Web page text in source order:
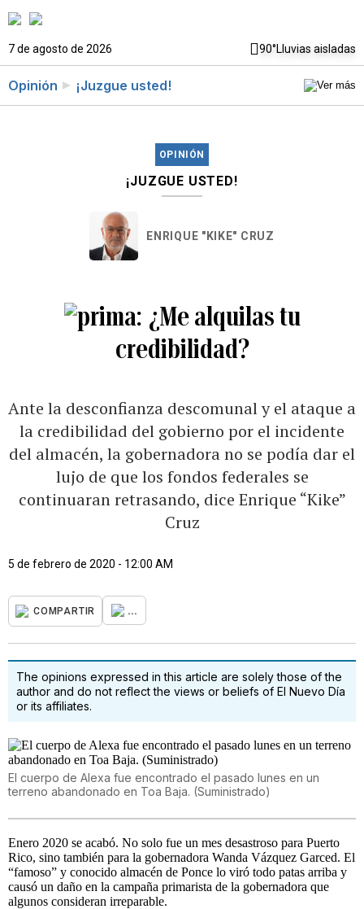
7 de agosto de 2026 90°Lluvias aisladas
Opinión ¡Juzgue usted!
OPINIÓN
¡JUZGUE USTED!
ENRIQUE "KIKE" CRUZ
¿Me alquilas tu
credibilidad?
Ante la desconfianza descomunal y el ataque a
la credibilidad del gobierno por el incidente
del almacén, la gobernadora no se podía dar el
lujo de que los fondos federales se
continuaran retrasando, dice Enrique “Kike”
Cruz
5 de febrero de 2020 - 12:00 AM
COMPARTIR ...
The opinions expressed in this article are solely those of the
author and do not reflect the views or beliefs of El Nuevo Día
or its affiliates.
El cuerpo de Alexa fue encontrado el pasado lunes en un
terreno abandonado en Toa Baja. (Suministrado)
Enero 2020 se acabó. No solo fue un mes desastroso para Puerto
Rico, sino también para la gobernadora Wanda Vázquez Garced. El
“famoso” y conocido almacén de Ponce lo viró todo patas arriba y
causó un daño en la campaña primarista de la gobernadora que
algunos consideran irreparable.